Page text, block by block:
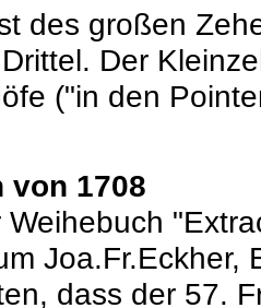
des großen
Der
("in den
von 1708
Weihebuch
dass der 57.